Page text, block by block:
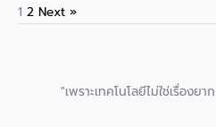
1 2 Next »
"เพราะเทคโนโลยีไม่ใช่เรื่องย